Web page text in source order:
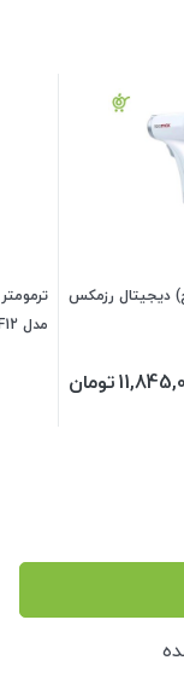
دیجیتال رزمکس
تومان
مدل CF12